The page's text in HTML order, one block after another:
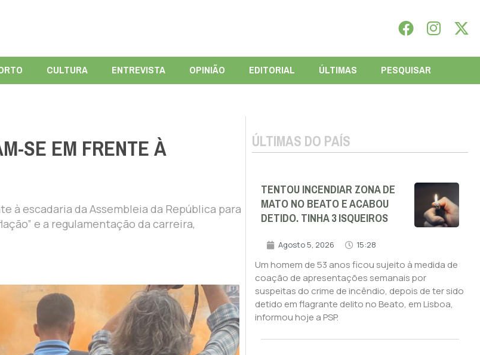
CULTURA ENTREVISTA OPINIÃO EDITORIAL ÚLTIMAS PESQUISAR
SE EM FRENTE À
à escadaria da Assembleia da República para
e a regulamentação da carreira,
ÚLTIMAS DO PAÍS
TENTOU INCENDIAR ZONA DE
MATO NO BEATO E ACABOU
DETIDO. TINHA 3 ISQUEIROS
Agosto 5, 2026 15:28
Um homem de 53 anos ficou sujeito à medida de
coação de apresentações semanais por
suspeitas do crime de incêndio, depois de ter sido
detido em flagrante delito no Beato, em Lisboa,
informou hoje a PSP.